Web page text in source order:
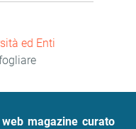
ed Enti
magazine curato